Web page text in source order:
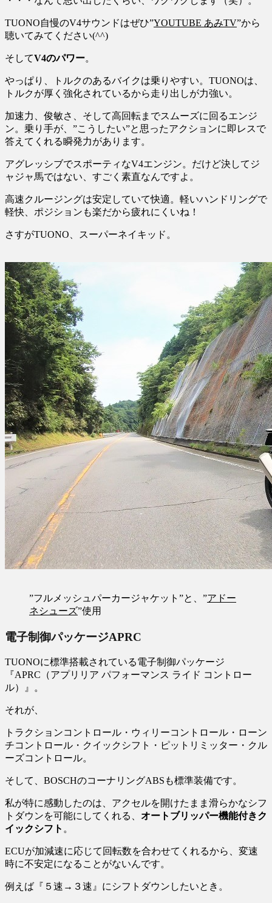
TUONO自慢のV4サウンドはぜひ”YOUTUBE あみTV”から
聴いてみてください(^^)
そしてV4のパワー。
やっぱり、トルクのあるバイクは乗りやすい。TUONOは、
トルクが厚く強化されているから走り出しが力強い。
加速力、俊敏さ、そして高回転までスムーズに回るエンジ
ン。乗り手が、”こうしたい”と思ったアクションに即レスで
答えてくれる瞬発力があります。
アグレッシブでスポーティなV4エンジン。だけど決してジ
ャジャ馬ではない、すごく素直なんですよ。
高速クルージングは安定していて快適。軽いハンドリングで
軽快、ポジションも楽だから疲れにくいね！
さすがTUONO、スーパーネイキッド。
”フルメッシュパーカージャケット”と、”アドー
ネシューズ”使用
電子制御パッケージAPRC
TUONOに標準搭載されている電子制御パッケージ
『APRC（アプリリア パフォーマンス ライド コントロー
ル）』。
それが、
トラクションコントロール・ウィリーコントロール・ローン
チコントロール・クイックシフト・ピットリミッター・クル
ーズコントロール。
そして、BOSCHのコーナリングABSも標準装備です。
私が特に感動したのは、アクセルを開けたまま滑らかなシフ
トダウンを可能にしてくれる、 オートブリッパー機能付きク
イックシフト 。
ECUが加減速に応じて回転数を合わせてくれるから、変速
時に不安定になることがないんです。
例えば『５速→３速』にシフトダウンしたいとき。